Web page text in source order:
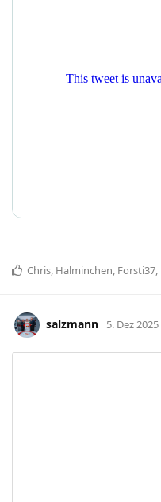
Chris, Halminchen, Forsti37
salzmann 5. Dez 2025